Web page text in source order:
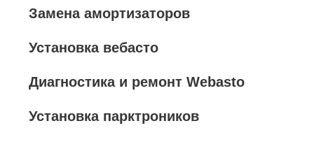
Замена амортизаторов
Установка вебасто
Диагностика и ремонт Webasto
Установка парктроников